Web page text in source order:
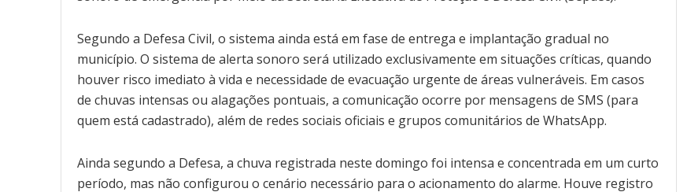
Segundo a Defesa Civil, o sistema ainda está em fase de entrega e implantação gradual no
município. O sistema de alerta sonoro será utilizado exclusivamente em situações críticas, quando
houver risco imediato à vida e necessidade de evacuação urgente de áreas vulneráveis. Em casos
de chuvas intensas ou alagações pontuais, a comunicação ocorre por mensagens de SMS (para
quem está cadastrado), além de redes sociais oficiais e grupos comunitários de WhatsApp.
Ainda segundo a Defesa, a chuva registrada neste domingo foi intensa e concentrada em um curto
período, mas não configurou o cenário necessário para o acionamento do alarme. Houve registro